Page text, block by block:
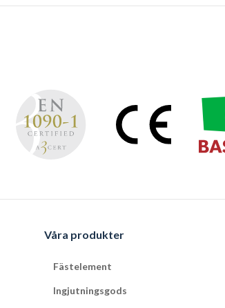
Våra produkter
Fästelement
Ingjutningsgods